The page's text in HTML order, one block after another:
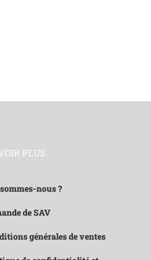
PLUS
nous ?
de SAV
générales de ventes